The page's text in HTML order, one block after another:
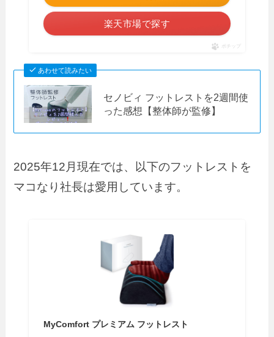
楽天市場で探す
ポチップ
あわせて読みたい
セノビィ フットレストを2週間使
った感想【整体師が監修】
2025年12月現在では、以下のフットレストを
マコなり社長は愛用しています。
MyComfort プレミアム フットレスト